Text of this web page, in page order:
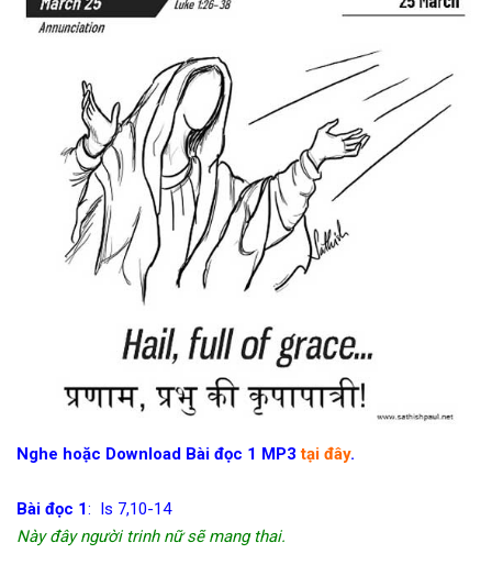
Nghe hoặc Download Bài đọc 1 MP3tại đây.
Bài đọc 1: Is 7,10-14
Này đây người trinh nữ sẽ mang thai.